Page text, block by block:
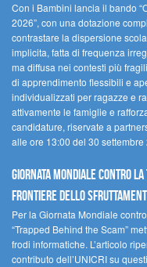
Con i Bambini lancia il bando
2026”, con una dotazione
contrastare la dispersione
implicita, fatta di frequenza
ma diffusa nei contesti più
di apprendimento flessibili e
individualizzati per ragazze e
attivamente le famiglie e
candidature, riservate a
alle ore 13:00 del 30
GIORNATA MONDIALE CONTRO
FRONTIERE DELLO
Per la Giornata Mondiale
“Trapped Behind the Scam”
frodi informatiche. L’articolo
contributo dell’UNICRI su